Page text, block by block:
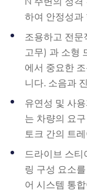
하여 안정성과
조용하고 전
고무) 과 소형
에서 중요한
니다. 소음과
유연성 및 사
는 차량의 요
토크 간의 트
드라이브 스
링 구성 요소
어 시스템 통